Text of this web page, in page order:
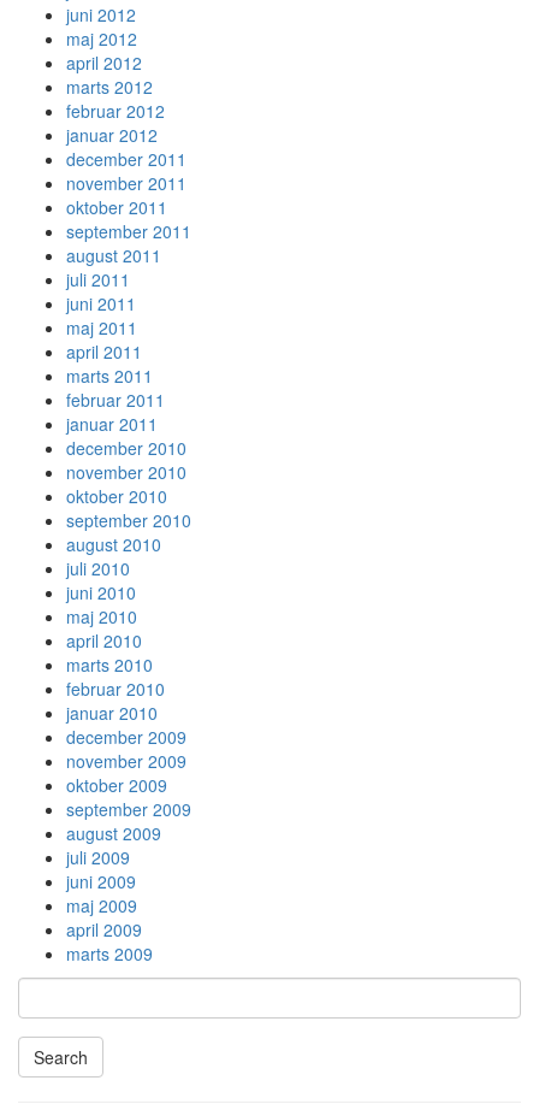
juni 2012
maj 2012
april 2012
marts 2012
februar 2012
januar 2012
december 2011
november 2011
oktober 2011
september 2011
august 2011
juli 2011
juni 2011
maj 2011
april 2011
marts 2011
februar 2011
januar 2011
december 2010
november 2010
oktober 2010
september 2010
august 2010
juli 2010
juni 2010
maj 2010
april 2010
marts 2010
februar 2010
januar 2010
december 2009
november 2009
oktober 2009
september 2009
august 2009
juli 2009
juni 2009
maj 2009
april 2009
marts 2009
Search